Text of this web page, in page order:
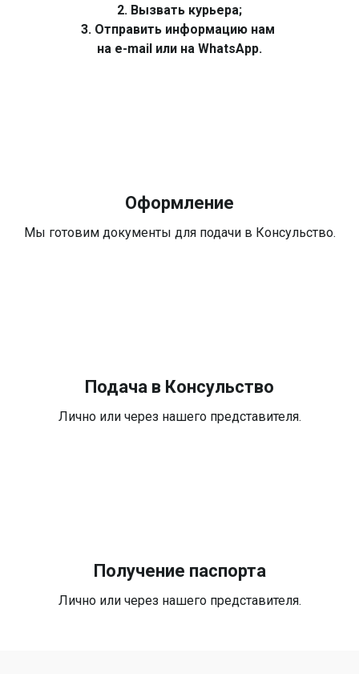
2. Вызвать курьера;
3. Отправить информацию нам
на e-mail или на WhatsApp.
Оформление
Мы готовим документы для подачи в Консульство.
Подача в Консульство
Лично или через нашего представителя.
Получение паспорта
Лично или через нашего представителя.